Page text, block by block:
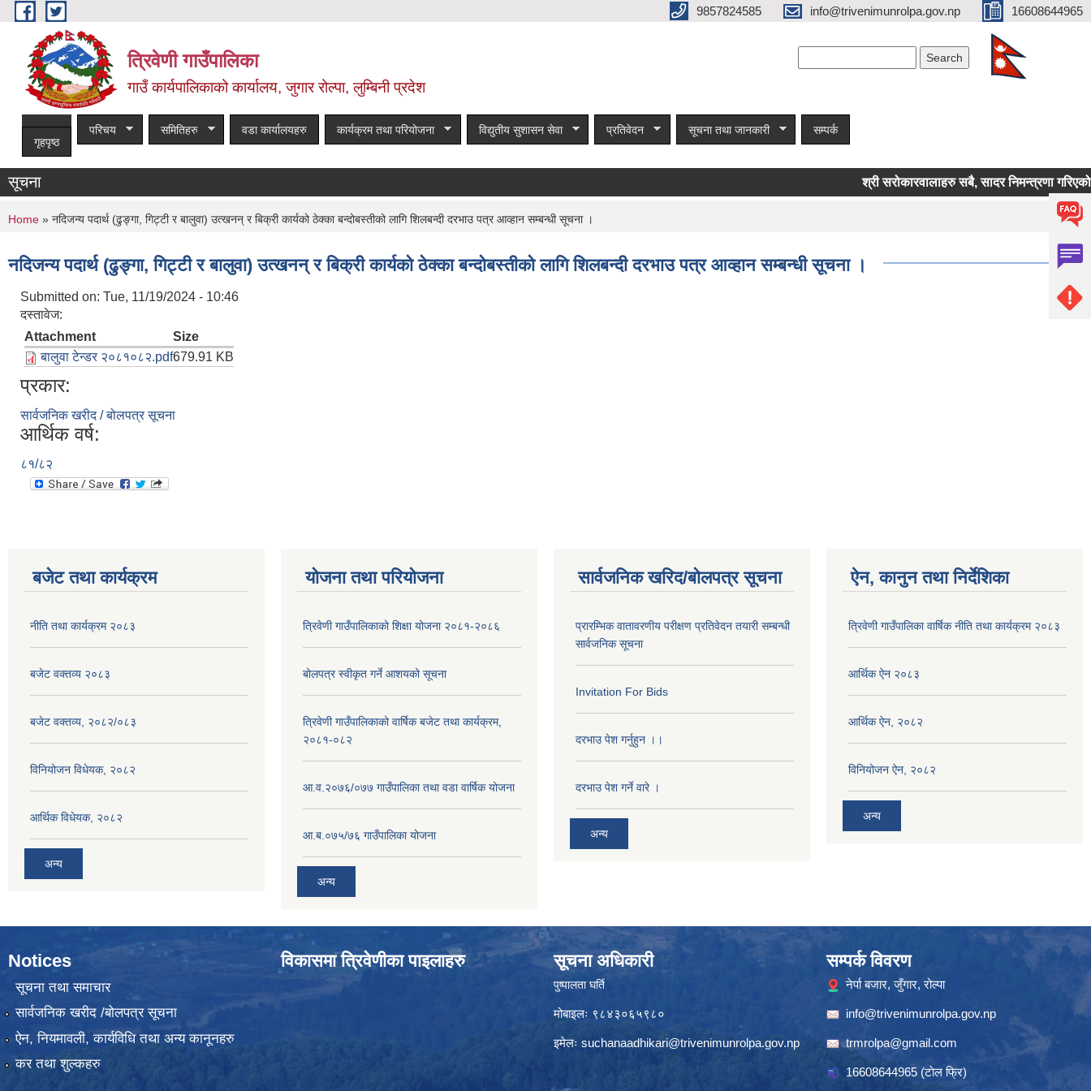
Skip to main content 9857824585 info@trivenimunrolpa.gov.np 16608644965
त्रिवेणी गाउँपालिका
गाउँ कार्यपालिकाको कार्यालय, जुगार रोल्पा, लुम्बिनी प्रदेश
गृहपृष्ठ
परिचय समितिहरु वडा कार्यालयहरु कार्यक्रम तथा परियोजना विद्युतीय सुशासन सेवा प्रतिवेदन सूचना तथा जानकारी सम्पर्क
सूचना श्री सरोकारवालाहरु सबै, सादर निमन्त्रणा गरिएको
You are here
Home » नदिजन्य पदार्थ (ढुङ्गा, गिट्टी र बालुवा) उत्खनन् र बिक्री कार्यको ठेक्का बन्दोबस्तीको लागि शिलबन्दी दरभाउ पत्र आव्हान सम्बन्धी सूचना ।
नदिजन्य पदार्थ (ढुङ्गा, गिट्टी र बालुवा) उत्खनन् र बिक्री कार्यको ठेक्का बन्दोबस्तीको लागि शिलबन्दी दरभाउ पत्र आव्हान सम्बन्धी सूचना ।
Submitted on: Tue, 11/19/2024 - 10:46
दस्तावेज:
Attachment
Size
बालुवा टेन्डर २०८१०८२.pdf679.91 KB
प्रकार:
सार्वजनिक खरीद / बोलपत्र सूचना
आर्थिक वर्ष:
८१/८२
बजेट तथा कार्यक्रम
नीति तथा कार्यक्रम २०८३
बजेट वक्तव्य २०८३
बजेट वक्तव्य, २०८२/०८३
विनियोजन विधेयक, २०८२
आर्थिक विधेयक, २०८२
अन्य
योजना तथा परियोजना
त्रिवेणी गाउँपालिकाको शिक्षा योजना २०८१-२०८६
बोलपत्र स्वीकृत गर्ने आशयको सूचना
त्रिवेणी गाउँपालिकाको वार्षिक बजेट तथा कार्यक्रम,
२०८१-०८२
आ.व.२०७६/०७७ गाउँपालिका तथा वडा वार्षिक योजना
आ.ब.०७५/७६ गाउँपालिका योजना
अन्य
सार्वजनिक खरिद/बोलपत्र सूचना
प्रारम्भिक वातावरणीय परीक्षण प्रतिवेदन तयारी सम्बन्धी
सार्वजनिक सूचना
Invitation For Bids
दरभाउ पेश गर्नुहुन ।।
दरभाउ पेश गर्ने वारे ।
अन्य
ऐन, कानुन तथा निर्देशिका
त्रिवेणी गाउँपालिका वार्षिक नीति तथा कार्यक्रम २०८३
आर्थिक ऐन २०८३
आर्थिक ऐन, २०८२
विनियोजन ऐन, २०८२
अन्य
Notices
सूचना तथा समाचार
सार्वजनिक खरीद /बोलपत्र सूचना
ऐन, नियमावली, कार्यविधि तथा अन्य कानूनहरु
कर तथा शुल्कहरु
विकासमा त्रिवेणीका पाइलाहरु सूचना अधिकारी
पुष्पालता घर्ति
मोबाइलः ९८४३०६५९८०
इमेलः suchanaadhikari@trivenimunrolpa.gov.np
सम्पर्क विवरण
नेर्पा बजार, जुँगार, रोल्पा
info@trivenimunrolpa.gov.np
trmrolpa@gmail.com
16608644965 (टाेल फ्रि)